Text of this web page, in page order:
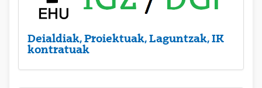
Deialdiak, Proiektuak, Laguntzak, IK
kontratuak